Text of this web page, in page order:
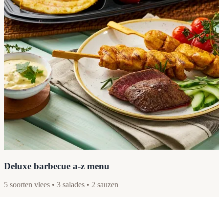
Deluxe barbecue a-z menu
5 soorten vlees • 3 salades • 2 sauzen